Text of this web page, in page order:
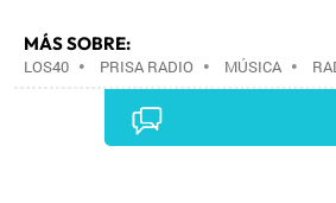
MÁS SOBRE:
LOS40 • PRISA RADIO • MÚSICA •
GRUPO PRISA•GRUPO COMUNICACIÓN
COMUNICACIÓN•